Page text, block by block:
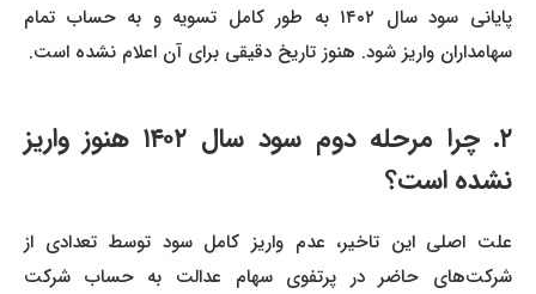
پایانی سود سال ۱۴۰۲ به طور کامل تسویه و به حساب تمام
سهامداران واریز شود. هنوز تاریخ دقیقی برای آن اعلام نشده است.
۲. چرا مرحله دوم سود سال ۱۴۰۲ هنوز واریز
نشده است؟
علت اصلی این تاخیر، عدم واریز کامل سود توسط تعدادی از
شرکت‌های حاضر در پرتفوی سهام عدالت به حساب شرکت